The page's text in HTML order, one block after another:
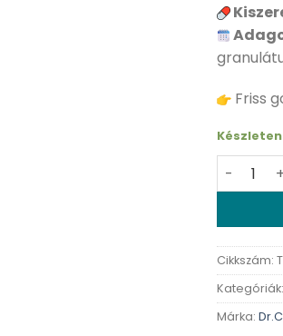
Friss
Készleten
Dr.
Cikkszám:
Kategóriák:
Márka: